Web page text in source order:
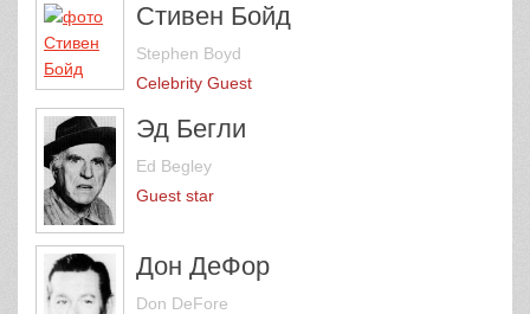
Стивен Бойд
Stephen Boyd
Celebrity Guest
Эд Бегли
Ed Begley
Guest star
Дон ДеФор
Don DeFore